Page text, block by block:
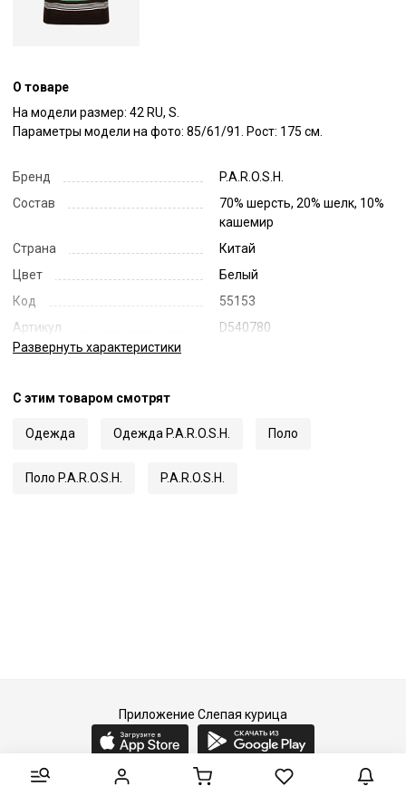
О товаре
На модели размер: 42 RU, S.
Параметры модели на фото: 85/61/91. Рост: 175 см.
Бренд
P.A.R.O.S.H.
Состав
70% шерсть, 20% шелк, 10%
кашемир
Страна
Китай
Цвет
Белый
Код
55153
Артикул
D540780
Развернуть характеристики
С этим товаром смотрят
Одежда Одежда P.A.R.O.S.H. Поло
Поло P.A.R.O.S.H. P.A.R.O.S.H.
Приложение Слепая курица
2015-2026 © Слепая курица - fashion concept store.